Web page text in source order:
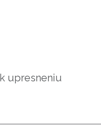
upresneniu